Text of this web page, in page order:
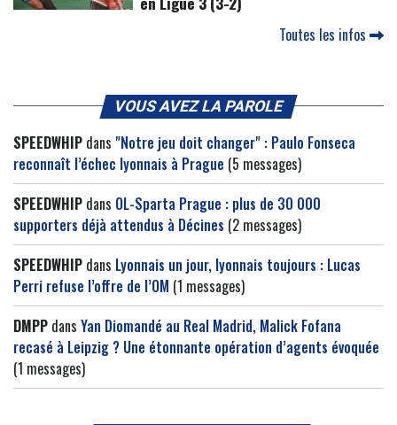
Toutes les infos
VOUS AVEZ LA PAROLE
SPEEDWHIP dans "Notre jeu doit changer" : Paulo Fonseca
reconnaît l’échec lyonnais à Prague (5 messages)
SPEEDWHIP dans OL-Sparta Prague : plus de 30 000
supporters déjà attendus à Décines (2 messages)
SPEEDWHIP dans Lyonnais un jour, lyonnais toujours : Lucas
Perri refuse l’offre de l’OM (1 messages)
DMPP dans Yan Diomandé au Real Madrid, Malick Fofana
recasé à Leipzig ? Une étonnante opération d’agents évoquée
(1 messages)